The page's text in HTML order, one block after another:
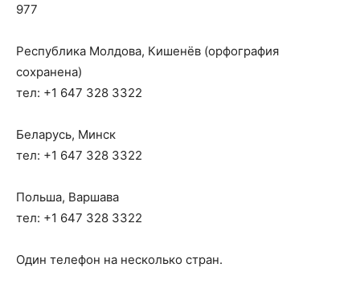
977
Республика Молдова, Кишенёв (орфография
сохранена)
тел: +1 647 328 3322
Беларусь, Минск
тел: +1 647 328 3322
Польша, Варшава
тел: +1 647 328 3322
Один телефон на несколько стран.